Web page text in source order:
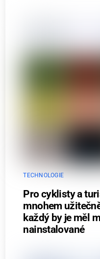
TECHNOLOGIE
Pro cyklisty a
mnohem
každý by je měl
nainstalované